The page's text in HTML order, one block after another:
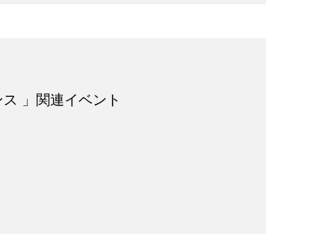
」関連イベント